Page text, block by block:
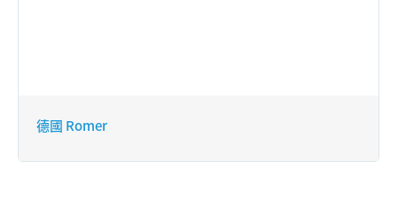
德國 Romer